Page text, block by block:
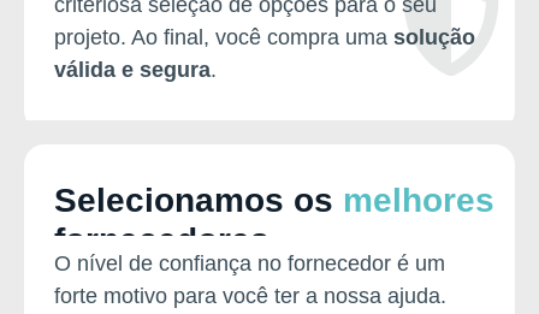
criteriosa seleção de opções para o seu
projeto. Ao final, você compra uma solução
válida e segura.
Selecionamos os melhores
fornecedores
O nível de confiança no fornecedor é um
forte motivo para você ter a nossa ajuda.